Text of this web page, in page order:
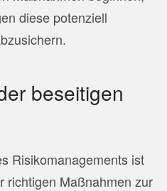
diese potenziell
beseitigen
Risikomanagements ist
richtigen Maßnahmen zur